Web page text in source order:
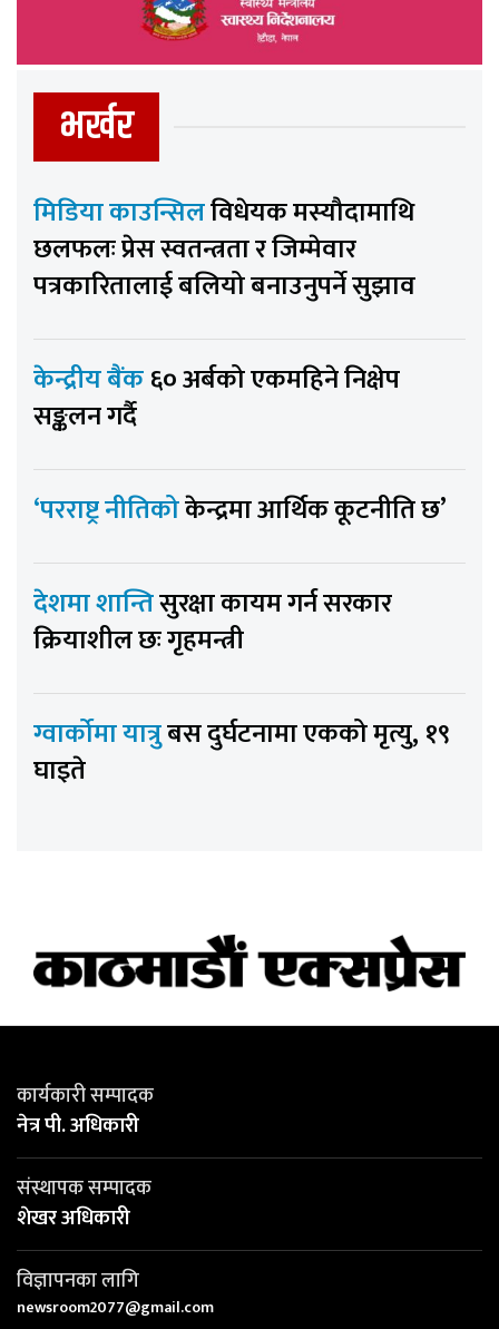
भर्खर
मिडिया काउन्सिलविधेयक मस्यौदामाथि
छलफलः प्रेस स्वतन्त्रता र जिम्मेवार
पत्रकारितालाई बलियो बनाउनुपर्ने सुझाव
केन्द्रीय बैंक६० अर्बको एकमहिने निक्षेप
सङ्कलन गर्दै
‘परराष्ट्र नीतिकोकेन्द्रमा आर्थिक कूटनीति छ’
देशमा शान्तिसुरक्षा कायम गर्न सरकार
क्रियाशील छः गृहमन्त्री
ग्वार्कोमा यात्रुबस दुर्घटनामा एकको मृत्यु, १९
घाइते
कार्यकारी सम्पादक
नेत्र पी. अधिकारी
संस्थापक सम्पादक
शेखर अधिकारी
विज्ञापनका लागि
newsroom2077@gmail.com